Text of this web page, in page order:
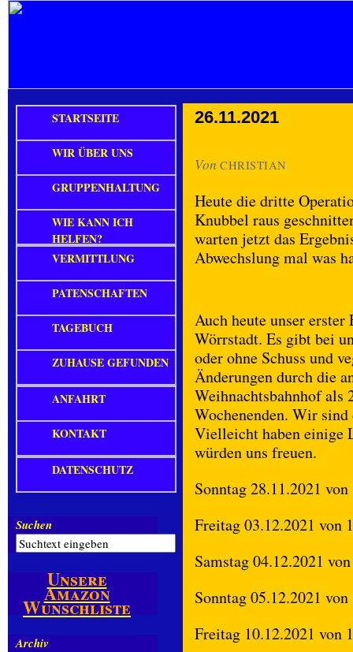
26.11.2021
Von CHRISTIAN
Heute die dritte
Knubbel raus
warten jetzt das
Abwechslung mal was
Auch heute unser
Wörrstadt. Es gibt bei
oder ohne Schuss und
Änderungen durch die
Weihnachtsbahnhof als
Wochenenden. Wir
Vielleicht haben einige
würden uns freuen.
Sonntag 28.11.2021
Freitag 03.12.2021 von
Samstag 04.12.2021
Sonntag 05.12.2021
Freitag 10.12.2021 von
STARTSEITE
WIR ÜBER UNS
GRUPPENHALTUNG
WIE KANN ICH
HELFEN?
VERMITTLUNG
PATENSCHAFTEN
TAGEBUCH
ZUHAUSE GEFUNDEN
ANFAHRT
KONTAKT
DATENSCHUTZ
Suchen
Unsere
Amazon
Wunschliste
Archiv